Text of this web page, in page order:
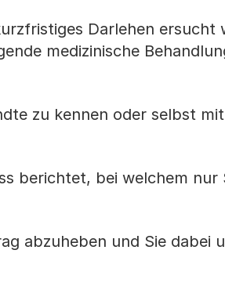
Darlehen ersucht
medizinische
zu kennen oder selbst
berichtet, bei welchem nur
abzuheben und Sie dabei